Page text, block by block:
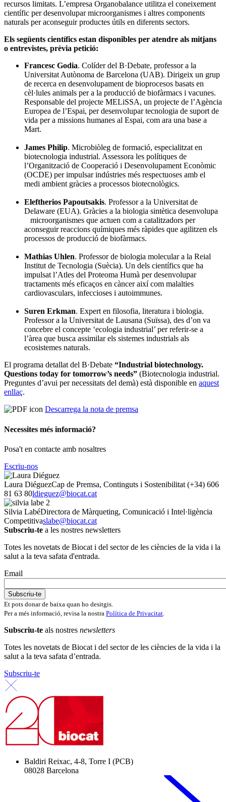
recursos limitats. L’empresa Organobalance utilitza el coneixement
científic per desenvolupar microorganismes i altres components
naturals per aconseguir productes útils en diferents sectors.
Els següents científics estan disponibles per atendre als mitjans
o entrevistes, prèvia petició:
Francesc Godia. Colíder del B·Debate, professor a la
Universitat Autònoma de Barcelona (UAB). Dirigeix un grup
de recerca en desenvolupament de bioprocesos basats en
cèl·lules animals per a la producció de biofàrmacs i vacunes.
Responsable del projecte MELiSSA, un projecte de l’Agència
Europea de l’Espai, per desenvolupar tecnologia de suport de
vida per a missions humanes al Espai, com ara una base a
Mart.
James Philip. Microbiòleg de formació, especialitzat en
biotecnologia industrial. Assessora les polítiques de
l’Organització de Cooperació i Desenvolupament Econòmic
(OCDE) per impulsar indústries més respectuoses amb el
medi ambient gràcies a processos biotecnològics.
Eleftherios Papoutsakis. Professor a la Universitat de
Delaware (EUA). Gràcies a la biologia sintètica desenvolupa
microorganismes que actuen com a catalitzadors per
aconseguir reaccions químiques més ràpides que agilitzen els
processos de producció de biofàrmacs.
Mathias Uhlen. Professor de biologia molecular a la Reial
Institut de Tecnologia (Suècia). Un dels científics que ha
impulsat l’Atles del Proteoma Humà per desenvolupar
tractaments més eficaços en càncer així com malalties
cardiovasculars, infeccioses i autoimmunes.
Suren Erkman. Expert en filosofia, literatura i biologia.
Professor a la Universitat de Lausana (Suïssa), des d’on va
concebre el concepte ‘ecologia industrial’ per referir-se a
l’àrea que busca assimilar els sistemes industrials als
ecosistemes naturals.
El programa detallat del B·Debate “Industrial biotechnology.
Questions today for tomorrow’s needs” (Biotecnologia industrial.
Preguntes d’avui per necessitats del demà) està disponible en aquest
enllaç.
Descarrega la nota de premsa
Necessites més informació?
Posa't en contacte amb nosaltres
Escriu-nos
Laura DiéguezCap de Premsa, Continguts i Sostenibilitat (+34) 606
81 63 80ldieguez@biocat.cat
Silvia LabéDirectora de Màrqueting, Comunicació i Intel·ligència
Competitivaslabe@biocat.cat
Subscriu-te a les nostres newsletters
Totes les novetats de Biocat i del sector de les ciències de la vida i la
salut a la teva safata d'entrada.
Email
Et pots donar de baixa quan ho desitgis.
Per a més informació, revisa la nostra Política de Privacitat
Subscriu-te als nostres newsletters
Totes les novetats de Biocat i del sector de les ciències de la vida i la
salut a la teva safata d’entrada.
Subscriu-te
Baldiri Reixac, 4-8, Torre I (PCB)
08028 Barcelona